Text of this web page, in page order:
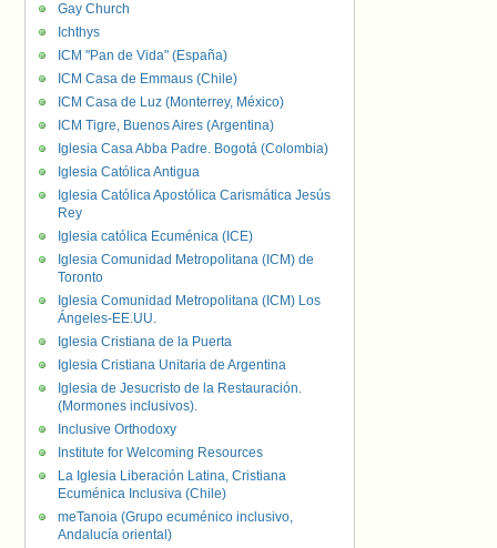
Gay Church
Ichthys
ICM "Pan de Vida" (España)
ICM Casa de Emmaus (Chile)
ICM Casa de Luz (Monterrey, México)
ICM Tigre, Buenos Aires (Argentina)
Iglesia Casa Abba Padre. Bogotá (Colombia)
Iglesia Católica Antigua
Iglesia Católica Apostólica Carismática Jesús
Rey
Iglesia católica Ecuménica (ICE)
Iglesia Comunidad Metropolitana (ICM) de
Toronto
Iglesia Comunidad Metropolitana (ICM) Los
Ángeles-EE.UU.
Iglesia Cristiana de la Puerta
Iglesia Cristiana Unitaria de Argentina
Iglesia de Jesucristo de la Restauración.
(Mormones inclusivos).
Inclusive Orthodoxy
Institute for Welcoming Resources
La Iglesia Liberación Latina, Cristiana
Ecuménica Inclusiva (Chile)
meTanoia (Grupo ecuménico inclusivo,
Andalucía oriental)